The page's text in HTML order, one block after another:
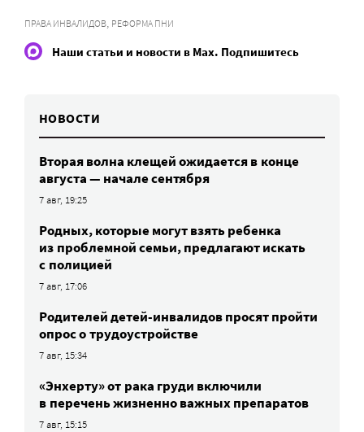
ПРАВА ИНВАЛИДОВ, РЕФОРМА ПНИ
Наши статьи и новости в Max. Подпишитесь
НОВОСТИ
Вторая волна клещей ожидается в конце
августа — начале сентября
7 авг, 19:25
Родных, которые могут взять ребенка
из проблемной семьи, предлагают искать
с полицией
7 авг, 17:06
Родителей детей-инвалидов просят пройти
опрос о трудоустройстве
7 авг, 15:34
«Энхерту» от рака груди включили
в перечень жизненно важных препаратов
7 авг, 15:15